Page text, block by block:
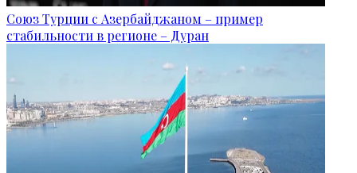
Союз Турции с Азербайджаном – пример
стабильности в регионе – Дуран